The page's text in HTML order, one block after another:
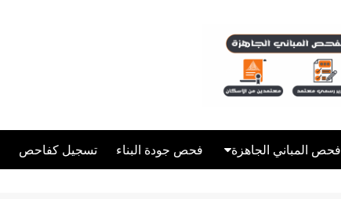
فحص المباني الجاهزة فحص جودة البناء تسجيل كفاحص